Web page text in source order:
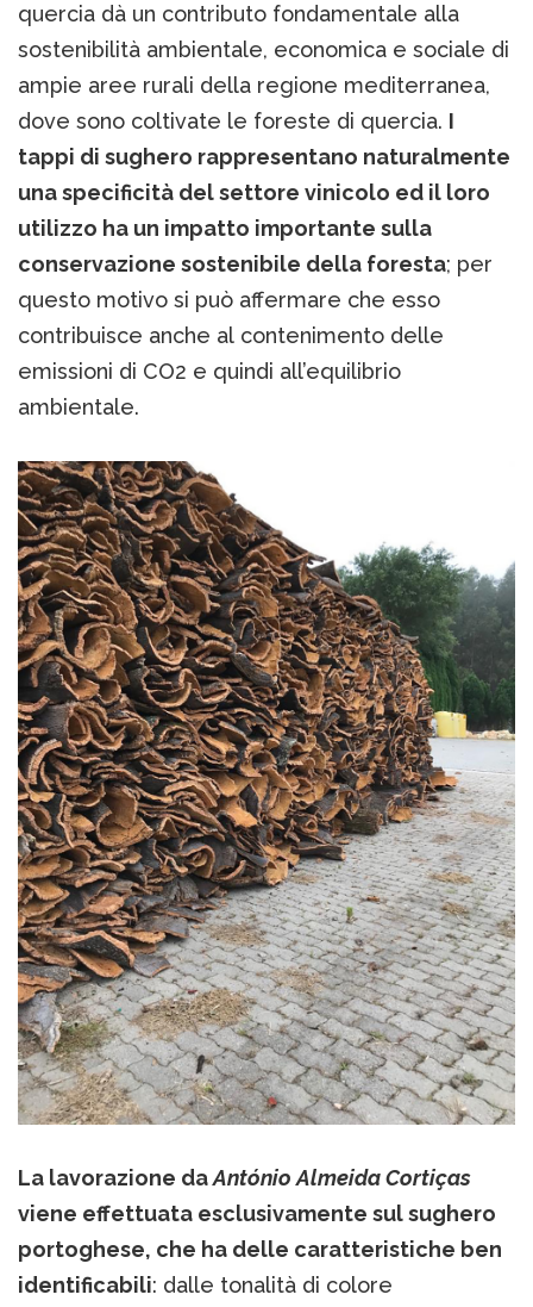
quercia dà un contributo fondamentale alla
sostenibilità ambientale, economica e sociale di
ampie aree rurali della regione mediterranea,
dove sono coltivate le foreste di quercia. I
tappi di sughero rappresentano naturalmente
una specificità del settore vinicolo ed il loro
utilizzo ha un impatto importante sulla
conservazione sostenibile della foresta; per
questo motivo si può affermare che esso
contribuisce anche al contenimento delle
emissioni di CO2 e quindi all’equilibrio
ambientale.
La lavorazione daAntónio Almeida Cortiças
viene effettuata esclusivamente sul sughero
portoghese, che ha delle caratteristiche ben
identificabili: dalle tonalità di colore